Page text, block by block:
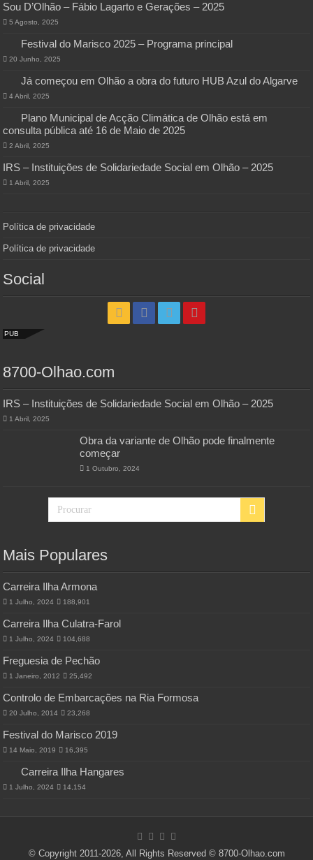
Sou D’Olhão – Fábio Lagarto e Gerações – 2025
5 Agosto, 2025
Festival do Marisco 2025 – Programa principal
20 Junho, 2025
Já começou em Olhão a obra do futuro HUB Azul do Algarve
4 Abril, 2025
Plano Municipal de Acção Climática de Olhão está em
consulta pública até 16 de Maio de 2025
2 Abril, 2025
IRS – Instituições de Solidariedade Social em Olhão – 2025
1 Abril, 2025
Política de privacidade
Política de privacidade
Social
PUB
8700-Olhao.com
IRS – Instituições de Solidariedade Social em Olhão – 2025
1 Abril, 2025
Obra da variante de Olhão pode finalmente
começar
1 Outubro, 2024
Mais Populares
Carreira Ilha Armona
1 Julho, 2024 188,901
Carreira Ilha Culatra-Farol
1 Julho, 2024 104,688
Freguesia de Pechão
1 Janeiro, 2012 25,492
Controlo de Embarcações na Ria Formosa
20 Julho, 2014 23,268
Festival do Marisco 2019
14 Maio, 2019 16,395
Carreira Ilha Hangares
1 Julho, 2024 14,154
© Copyright 2011-2026, All Rights Reserved © 8700-Olhao.com